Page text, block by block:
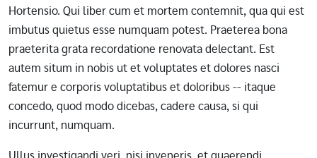
Hortensio. Qui liber cum et mortem contemnit, qua qui est
imbutus quietus esse numquam potest. Praeterea bona
praeterita grata recordatione renovata delectant. Est
autem situm in nobis ut et voluptates et dolores nasci
fatemur e corporis voluptatibus et doloribus -- itaque
concedo, quod modo dicebas, cadere causa, si qui
incurrunt, numquam.
Ullus investigandi veri, nisi inveneris, et quaerendi